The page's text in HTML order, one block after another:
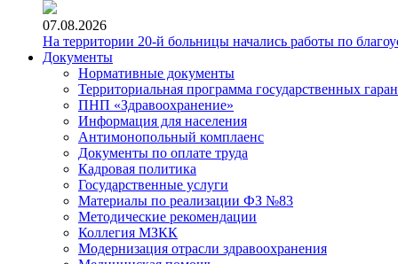
07.08.2026
На территории 20-й больницы начались работы по
Документы
Нормативные документы
Территориальная программа государственных
ПНП «Здравоохранение»
Информация для населения
Антимонопольный комплаенс
Документы по оплате труда
Кадровая политика
Государственные услуги
Материалы по реализации ФЗ №83
Методические рекомендации
Коллегия МЗКК
Модернизация отрасли здравоохранения